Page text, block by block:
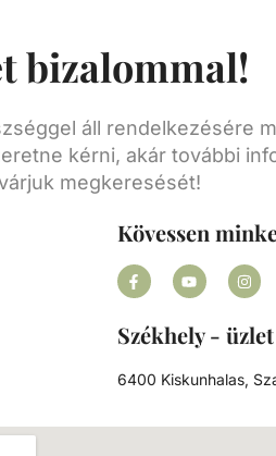
bizalommal!
áll rendelkezésére
kérni, akár további
megkeresését!
Kövessen
Székhely - üzlet
6400 Kiskunhalas,